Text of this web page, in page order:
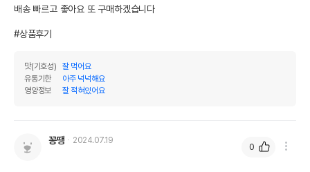
배송 빠르고 좋아요 또 구매하겠습니다
#상품후기
맛(기호성)
잘 먹어요
유통기한
아주 넉넉해요
영양정보
잘 적혀있어요
꽁땡 2024.07.19
0